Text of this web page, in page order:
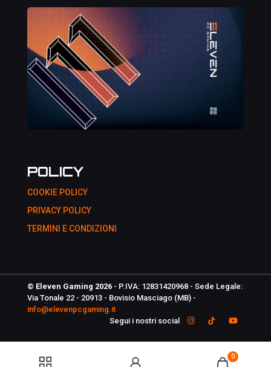
POLICY
COOKIE POLICY
PRIVACY POLICY
TERMINI E CONDIZIONI
© Eleven Gaming 2026 - P.IVA: 12831420968 - Sede Legale:
Via Tonale 22 - 20913 - Bovisio Masciago (MB) -
info@elevenpcgaming.it
Segui i nostri social
0